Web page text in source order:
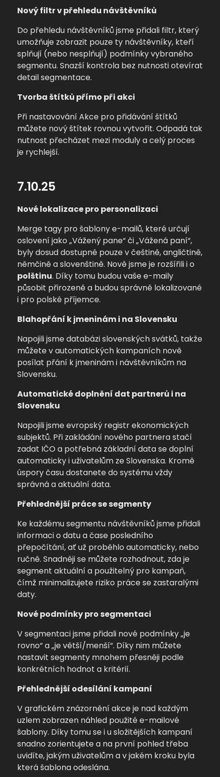
Nový filtr v přehledu návštěvníků
Do přehledu návštěvníků jsme přidali filtr, který
umožňuje zobrazit pouze ty návštěvníky, kteří
splňují (nebo nesplňují) podmínky vybraného
segmentu. Snazší kontrola bez nutnosti otevírat
detail segmentace.
Tvorba štítků přímo při akci
Při nastavování Akce pro přidávání štítků
můžete nový štítek rovnou vytvořit. Odpadá tak
nutnost přecházet mezi moduly a celý proces
je rychlejší.
7.10.25
Nové lokalizace pro personalizaci
Merge tagy pro šablony e-mailů, které určují
oslovení jako „Vážený pane“ či „Vážená paní“,
byly dosud dostupné pouze v češtině, angličtině,
němčině a slovenštině. Nově jsme je rozšířili i o
polštinu. Díky tomu budou vaše e-maily
působit přirozeně a budou správně lokalizované
i pro polské příjemce.
Blahopřání k jmeninám i na Slovensku
Napojili jsme databázi slovenských svátků, takže
můžete v automatických kampaních nově
posílat přání k jmeninám i návštěvníkům na
Slovensku.
Automatické doplnění dat partnerů i na
Slovensku
Napojili jsme evropský registr ekonomických
subjektů. Při zakládání nového partnera stačí
zadat IČO a potřebná základní data se doplní
automaticky i uživatelům ze Slovenska. Kromě
úspory času dostanete do systému vždy
správná a aktuální data.
Přehlednější práce se segmenty
Ke každému segmentu návštěvníků jsme přidali
informaci o datu a čase posledního
přepočítání, ať už proběhlo automaticky, nebo
ručně. Snadněji se můžete rozhodnout, zda je
segment aktuální a použitelný pro kampaň,
čímž minimalizujete riziko práce se zastaralými
daty.
Nové podmínky pro segmentaci
V segmentaci jsme přidali nové podmínky „je
rovno“ a „je větší/menší“. Díky nim můžete
nastavit segmenty mnohem přesněji podle
konkrétních hodnot a kritérií.
Přehlednější odesílání kampaní
V grafickém znázornění akce je nad každým
uzlem zobrazen náhled použité e-mailové
šablony. Díky tomu se i u složitějších kampaní
snadno zorientujete a na první pohled třeba
uvidíte, jakým uživatelům a v jakém kroku byla
která šablona odeslána.